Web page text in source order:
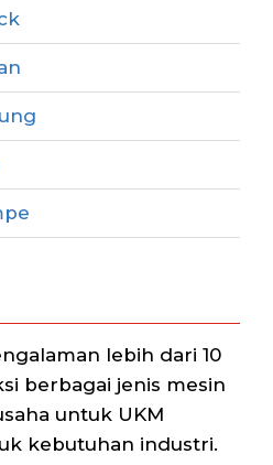
lebih dari 10
berbagai jenis mesin
untuk UKM
kebutuhan industri.